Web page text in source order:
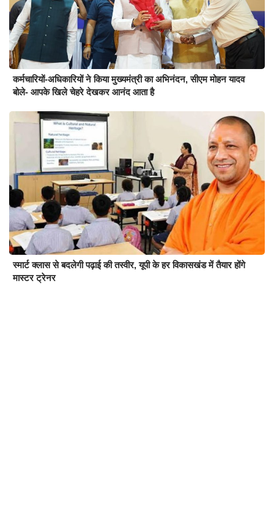
कर्मचारियों-अधिकारियों ने किया मुख्यमंत्री का अभिनंदन, सीएम मोहन यादव
बोले- आपके खिले चेहरे देखकर आनंद आता है
स्मार्ट क्लास से बदलेगी पढ़ाई की तस्वीर, यूपी के हर विकासखंड में तैयार होंगे
मास्टर ट्रेनर